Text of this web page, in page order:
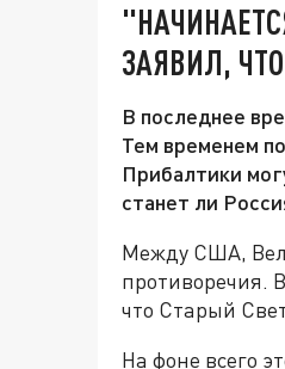
ЗАЯВИЛ,
В последнее
Тем временем
Прибалтики
станет ли
Между США,
противоречия.
что Старый
На фоне всего